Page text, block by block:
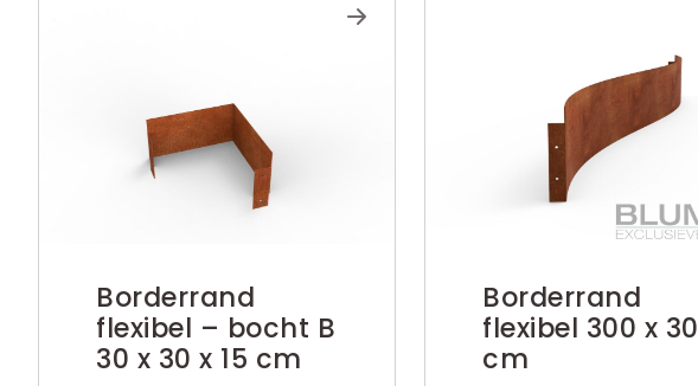
Borderrand
flexibel – bocht B
30 x 30 x 15 cm
Borderrand
flexibel 300 x 30
cm